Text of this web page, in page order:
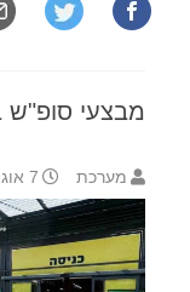
מבצעי סופ"ש
מערכת 7 אוגוסט 2024 10:32